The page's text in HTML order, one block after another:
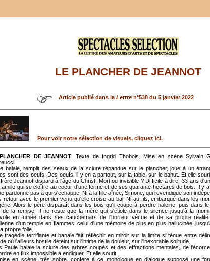
LE PLANCHER DE JEANNOT
Article publié dans la Lettre n°538 du 5 janvier 2022
Pour voir notre sélection de visuels, cliquez ici.
DE JEANNOT . Texte de Ingrid Thobois. Mise en scène Sylvain
balaie, remplit des seaux de la sciure répandue sur le plancher, joue à un
sont des oeufs. Des oeufs, il y en a partout, sur la table, sur le bahut. Et elle
Jeannot disparu à l'âge du Christ. Mort ou invisible ? Difficile à dire. 33 ans
qui se cloître au coeur d'une ferme et de ses quarante hectares de bois. Il y a
pardonne pas à qui s'échappe. Ni à la fille aînée, Simone, qui revendique son
retour avec le premier venu qu'elle croise au bal. Ni au fils, embarqué dans les
Alors le père disparaît dans les bois qu'il coupe à perdre haleine, puis dans
de la remise. Il ne reste que la mère qui s'étiole dans le silence jusqu'à la
en fumée dans ses cauchemars de l'horreur vécue et de sa propre
d'un temple en flammes, celui d'une mémoire de plus en plus hallucinée,
propre folie.
tragédie terrifiante et banale fait réfléchir en miroir sur la limite si ténue entre
où l'ailleurs hostile déteint sur l'intime de la douleur, sur l'inexorable solitude.
Paule balaie la sciure des arbres coupés et des effractions mentales, de
en flux impossible à endiguer. Et elle sourit...
en scène, très sobre, confère à ce monologue en dialogue supposé une